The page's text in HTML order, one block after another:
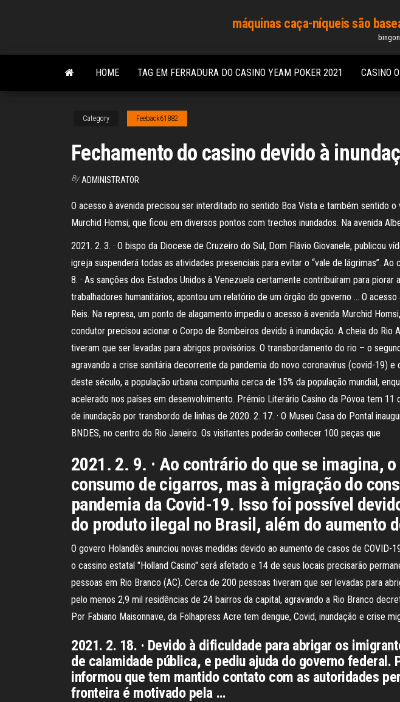
content
máquinas caça-níqueis são
HOME TAG EM FERRADURA DO CASINO YEAM POKER 2021 CASINO
Category Feeback61882
Fechamento do casino devido à
By ADMINISTRATOR
O acesso à avenida precisou ser interditado no sentido Boa Vista e também sentido
Murchid Homsi, que ficou em diversos pontos com trechos inundados. Na avenida
2021. 2. 3. · O bispo da Diocese de Cruzeiro do Sul, Dom Flávio Giovanele, publicou
igreja suspenderá todas as atividades presenciais para evitar o “vale de lágrimas”.
8. · As sanções dos Estados Unidos à Venezuela certamente contribuíram para
trabalhadores humanitários, apontou um relatório de um órgão do governo … O
Reis. Na represa, um ponto de alagamento impediu o acesso à avenida Murchid
condutor precisou acionar o Corpo de Bombeiros devido à inundação. A cheia do
tiveram que ser levadas para abrigos provisórios. O transbordamento do rio – o
agravando a crise sanitária decorrente da pandemia do novo coronavírus (covid-19) e
deste século, a população urbana compunha cerca de 15% da população mundial,
acelerado nos países em desenvolvimento. Prémio Literário Casino da Póvoa tem
de inundação por transbordo de linhas de 2020. 2. 17. · O Museu Casa do Pontal
BNDES, no centro do Rio Janeiro. Os visitantes poderão conhecer 100 peças que
2021. 2. 9. · Ao contrário do que se imagina,
consumo de cigarros, mas à migração do
pandemia da Covid-19. Isso foi possível
do produto ilegal no Brasil, além do aumento
O govero Holandês anunciou novas medidas devido ao aumento de casos de
o cassino estatal "Holland Casino" será afetado e 14 de seus locais precisarão
pessoas em Rio Branco (AC). Cerca de 200 pessoas tiveram que ser levadas para
pelo menos 2,9 mil residências de 24 bairros da capital, agravando a Rio Branco
Por Fabiano Maisonnave, da Folhapress Acre tem dengue, Covid, inundação e crise
2021. 2. 18. · Devido à dificuldade para abrigar os
de calamidade pública, e pediu ajuda do governo
informou que tem mantido contato com as autoridades
fronteira é motivado pela …